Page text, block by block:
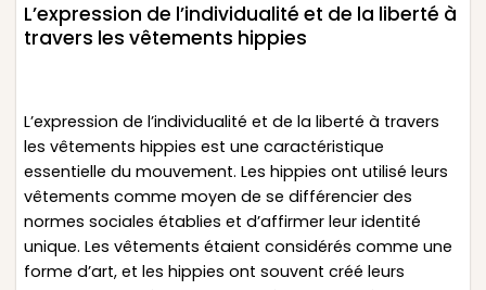
L’expression de l’individualité et de la liberté à
travers les vêtements hippies
L’expression de l’individualité et de la liberté à travers
les vêtements hippies est une caractéristique
essentielle du mouvement. Les hippies ont utilisé leurs
vêtements comme moyen de se différencier des
normes sociales établies et d’affirmer leur identité
unique. Les vêtements étaient considérés comme une
forme d’art, et les hippies ont souvent créé leurs